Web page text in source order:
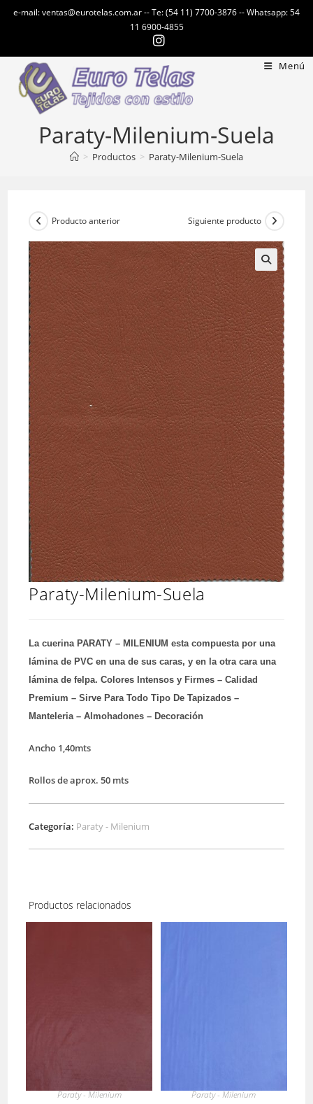
e-mail: ventas@eurotelas.com.ar -- Te: (54 11) 7700-3876 -- Whatsapp: 54
11 6900-4855
Menú
Paraty-Milenium-Suela
> Productos > Paraty-Milenium-Suela
Producto anterior Siguiente producto
Paraty-Milenium-Suela
La cuerina PARATY – MILENIUM esta compuesta por una
lámina de PVC en una de sus caras, y en la otra cara una
lámina de felpa. Colores Intensos y Firmes – Calidad
Premium – Sirve Para Todo Tipo De Tapizados –
Manteleria – Almohadones – Decoración
Ancho 1,40mts
Rollos de aprox. 50 mts
Categoría: Paraty - Milenium
Productos relacionados
Paraty - Milenium Paraty - Milenium